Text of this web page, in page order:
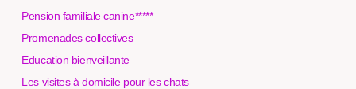
Pension familiale canine*****
Promenades collectives
Education bienveillante
Les visites à domicile pour les chats